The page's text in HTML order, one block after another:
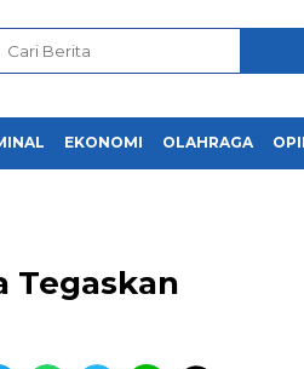
EKONOMI OLAHRAGA
Tegaskan